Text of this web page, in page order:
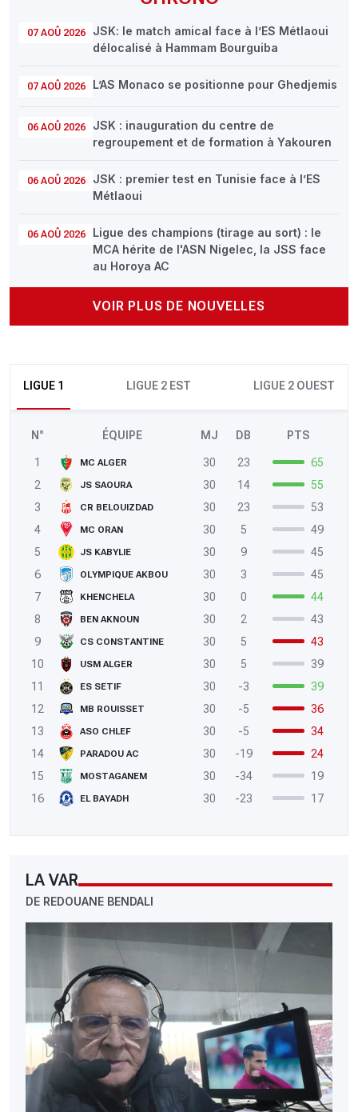
07 AOÛ 2026
JSK: le match amical face à l’ES Métlaoui
délocalisé à Hammam Bourguiba
07 AOÛ 2026 L’AS Monaco se positionne pour Ghedjemis
06 AOÛ 2026
JSK : inauguration du centre de
regroupement et de formation à Yakouren
06 AOÛ 2026
JSK : premier test en Tunisie face à l’ES
Métlaoui
06 AOÛ 2026
Ligue des champions (tirage au sort) : le
MCA hérite de l'ASN Nigelec, la JSS face
au Horoya AC
VOIR PLUS DE NOUVELLES
LIGUE 1 LIGUE 2 EST LIGUE 2 OUEST
N° ÉQUIPE MJ DB PTS
1 MC ALGER 30 23
65
2
JS SAOURA 30 14
55
3
CR BELOUIZDAD 30 23
53
4
MC ORAN 30 5
49
5
JS KABYLIE 30 9
45
6
OLYMPIQUE AKBOU 30 3
45
7
KHENCHELA 30 0
44
8
BEN AKNOUN 30 2
43
9
CS CONSTANTINE 30 5
43
10
USM ALGER 30 5
39
11
ES SETIF 30 -3
39
12
MB ROUISSET 30 -5
36
13
ASO CHLEF 30 -5
34
14
PARADOU AC 30 -19
24
15
MOSTAGANEM 30 -34
19
16
EL BAYADH 30 -23 17
LA VAR
DE REDOUANE BENDALI